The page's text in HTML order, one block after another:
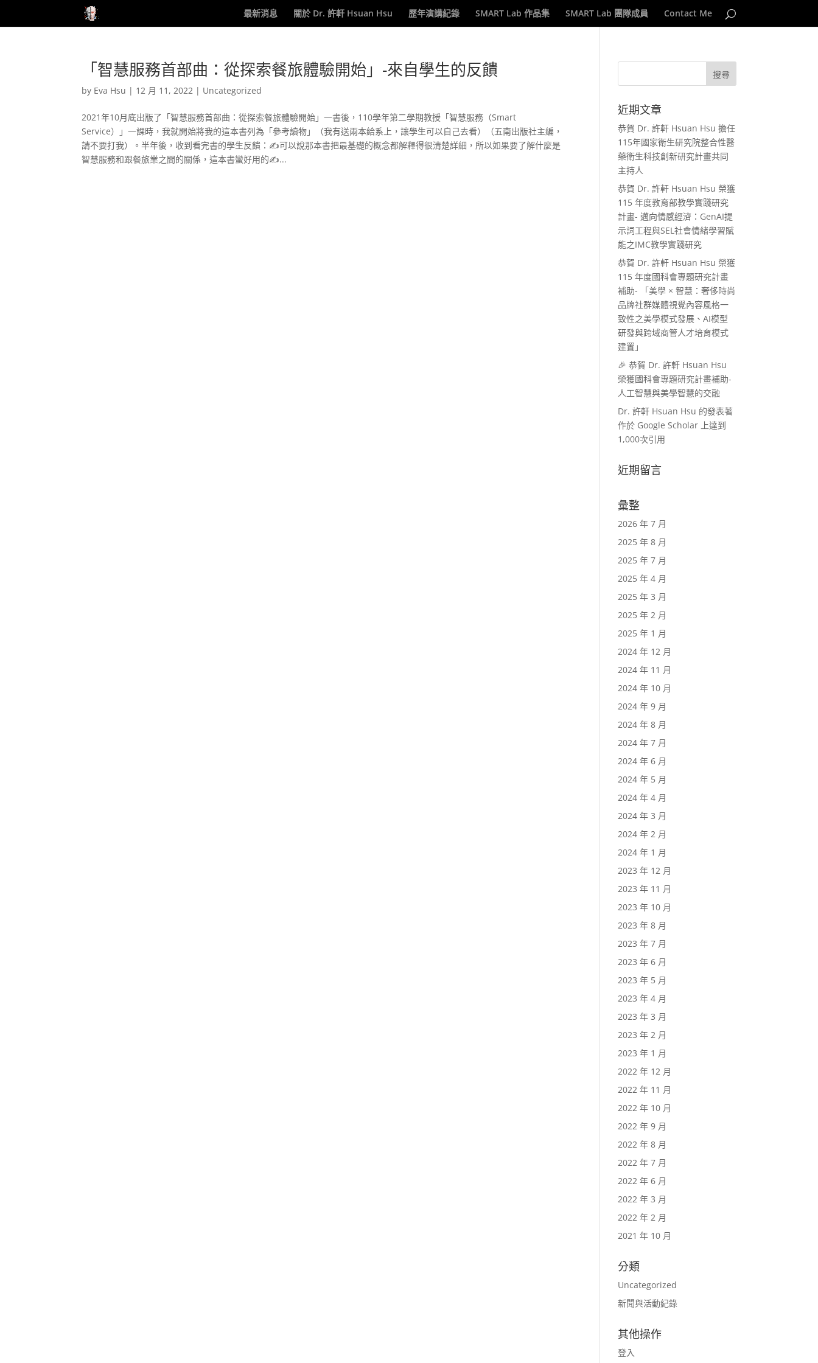
最新消息 關於 Dr. 許軒 Hsuan Hsu 歷年演講紀錄 SMART Lab 作品集 SMART Lab 團隊成員 Contact Me
「智慧服務首部曲：從探索餐旅體驗開始」-來自學生的反饋
by Eva Hsu | 12 月 11, 2022 | Uncategorized
2021年10月底出版了「智慧服務首部曲：從探索餐旅體驗開始」一書後，110學年第二學期教授「智慧服務（Smart
Service）」一課時，我就開始將我的這本書列為「參考讀物」（我有送兩本給系上，讓學生可以自己去看）（五南出版社主編，
請不要打我）。半年後，收到看完書的學生反饋：✍可以說那本書把最基礎的概念都解釋得很清楚詳細，所以如果要了解什麼是
智慧服務和跟餐旅業之間的關係，這本書蠻好用的✍...
近期文章
恭賀 Dr. 許軒 Hsuan Hsu 擔任
115年國家衛生研究院整合性醫
藥衛生科技創新研究計畫共同
主持人
恭賀 Dr. 許軒 Hsuan Hsu 榮獲
115 年度教育部教學實踐研究
計畫- 邁向情感經濟：GenAI提
示詞工程與SEL社會情緒學習賦
能之IMC教學實踐研究
恭賀 Dr. 許軒 Hsuan Hsu 榮獲
115 年度國科會專題研究計畫
補助- 「美學 × 智慧：奢侈時尚
品牌社群媒體視覺內容風格一
致性之美學模式發展、AI模型
研發與跨域商管人才培育模式
建置」
🎉 恭賀 Dr. 許軒 Hsuan Hsu
榮獲國科會專題研究計畫補助-
人工智慧與美學智慧的交融
Dr. 許軒 Hsuan Hsu 的發表著
作於 Google Scholar 上達到
1,000次引用
近期留言
彙整
2026 年 7 月
2025 年 8 月
2025 年 7 月
2025 年 4 月
2025 年 3 月
2025 年 2 月
2025 年 1 月
2024 年 12 月
2024 年 11 月
2024 年 10 月
2024 年 9 月
2024 年 8 月
2024 年 7 月
2024 年 6 月
2024 年 5 月
2024 年 4 月
2024 年 3 月
2024 年 2 月
2024 年 1 月
2023 年 12 月
2023 年 11 月
2023 年 10 月
2023 年 8 月
2023 年 7 月
2023 年 6 月
2023 年 5 月
2023 年 4 月
2023 年 3 月
2023 年 2 月
2023 年 1 月
2022 年 12 月
2022 年 11 月
2022 年 10 月
2022 年 9 月
2022 年 8 月
2022 年 7 月
2022 年 6 月
2022 年 3 月
2022 年 2 月
2021 年 10 月
分類
Uncategorized
新聞與活動紀錄
其他操作
登入